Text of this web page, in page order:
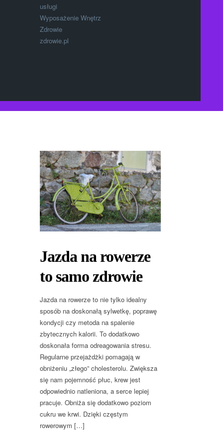
usługi
Wyposażenie Wnętrz
Zdrowie
zdrowie.pl
Jazda na rowerze
to samo zdrowie
Jazda na rowerze to nie tylko idealny
sposób na doskonałą sylwetkę, poprawę
kondycji czy metoda na spalenie
zbytecznych kalorii. To dodatkowo
doskonała forma odreagowania stresu.
Regularne przejażdżki pomagają w
obniżeniu „złego” cholesterolu. Zwiększa
się nam pojemność płuc, krew jest
odpowiednio natleniona, a serce lepiej
pracuje. Obniża się dodatkowo poziom
cukru we krwi. Dzięki częstym
rowerowym […]